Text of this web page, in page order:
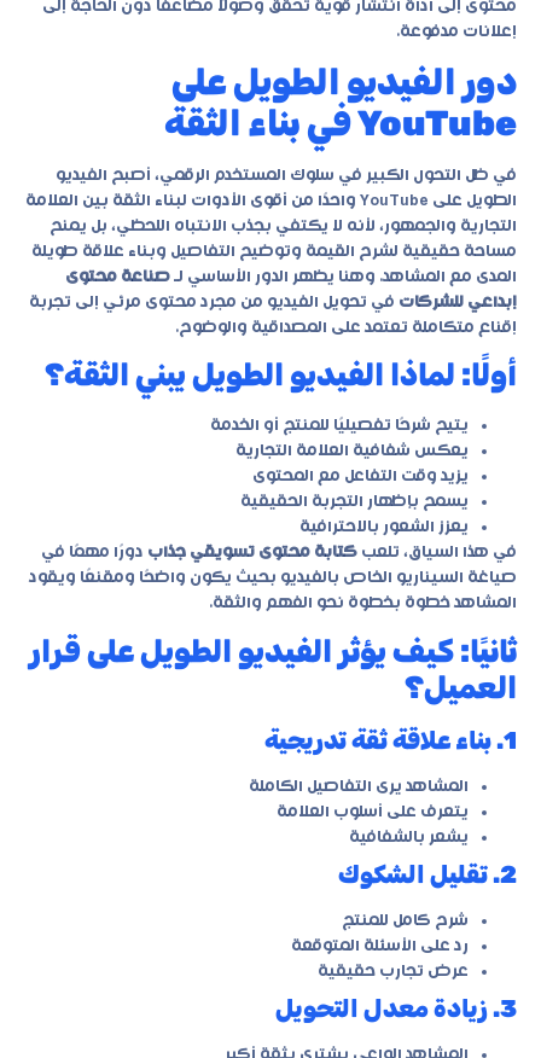
محتوى إلى أداة انتشار قوية تحقق وصولًا مضاعفًا دون الحاجة إلى
إعلانات مدفوعة.
دور الفيديو الطويل على
YouTube في بناء الثقة
في ظل التحول الكبير في سلوك المستخدم الرقمي، أصبح الفيديو
الطويل على YouTube واحدًا من أقوى الأدوات لبناء الثقة بين العلامة
التجارية والجمهور، لأنه لا يكتفي بجذب الانتباه اللحظي، بل يمنح
مساحة حقيقية لشرح القيمة وتوضيح التفاصيل وبناء علاقة طويلة
المدى مع المشاهد. وهنا يظهر الدور الأساسي لـ صناعة محتوى
إبداعي للشركات في تحويل الفيديو من مجرد محتوى مرئي إلى تجربة
إقناع متكاملة تعتمد على المصداقية والوضوح.
أولًا: لماذا الفيديو الطويل يبني الثقة؟
يتيح شرحًا تفصيليًا للمنتج أو الخدمة
يعكس شفافية العلامة التجارية
يزيد وقت التفاعل مع المحتوى
يسمح بإظهار التجربة الحقيقية
يعزز الشعور بالاحترافية
في هذا السياق، تلعب كتابة محتوى تسويقي جذاب دورًا مهمًا في
صياغة السيناريو الخاص بالفيديو بحيث يكون واضحًا ومقنعًا ويقود
المشاهد خطوة بخطوة نحو الفهم والثقة.
ثانيًا: كيف يؤثر الفيديو الطويل على قرار
العميل؟
1. بناء علاقة ثقة تدريجية
المشاهد يرى التفاصيل الكاملة
يتعرف على أسلوب العلامة
يشعر بالشفافية
2. تقليل الشكوك
شرح كامل للمنتج
رد على الأسئلة المتوقعة
عرض تجارب حقيقية
3. زيادة معدل التحويل